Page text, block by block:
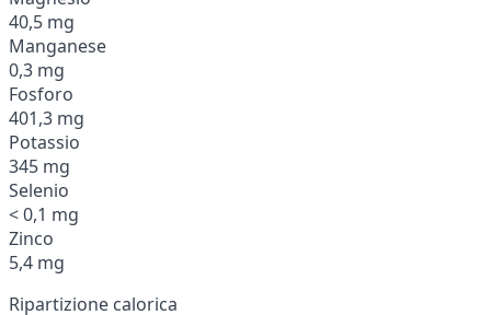
40,5 mg
Manganese
0,3 mg
Fosforo
401,3 mg
Potassio
345 mg
Selenio
< 0,1 mg
Zinco
5,4 mg
Ripartizione calorica